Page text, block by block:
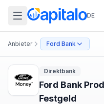
DE
Anbieter Ford Bank
Direktbank
Ford Bank
Festgeld